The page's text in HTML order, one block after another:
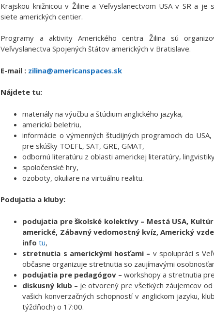
Krajskou knižnicou v Žiline a Veľvyslanectvom USA v SR a je
siete amerických centier.
Programy a aktivity Amerického centra Žilina sú
Veľvyslanectva Spojených štátov amerických v Bratislave.
E-mail : zilina@americanspaces.sk
Nájdete tu:
materiály na výučbu a štúdium anglického jazyka,
americkú beletriu,
informácie o výmenných študijných programoch do
pre skúšky TOEFL, SAT, GRE, GMAT,
odbornú literatúru z oblasti americkej literatúry,
spoločenské hry,
ozoboty, okuliare na virtuálnu realitu.
Podujatia a kluby:
podujatia pre školské kolektívy – Mestá USA,
americké, Zábavný vedomostný kvíz, Americký
infotu,
stretnutia s americkými hosťami – v spolupráci s
občasne organizuje stretnutia so zaujímavými
podujatia pre pedagógov –workshopy a stretnutia
diskusný klub – je otvorený pre všetkých záujemcov
vašich konverzačných schopností v anglickom jazyku,
týždňoch) o 17:00.